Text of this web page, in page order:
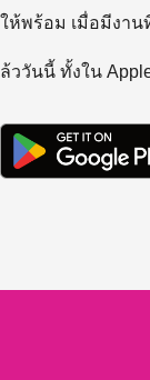
ห้พร้อม เมื่อมีงา
ววันนี้ ทั้งใน